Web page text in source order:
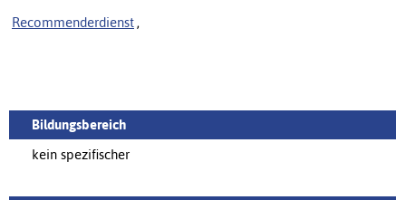
Recommenderdienst ,
Bildungsbereich
kein spezifischer